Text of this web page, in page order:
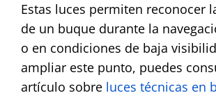
Estas luces permiten reconocer
de un buque durante la
o en condiciones de baja
ampliar este punto, puedes
artículo sobre luces técnicas en